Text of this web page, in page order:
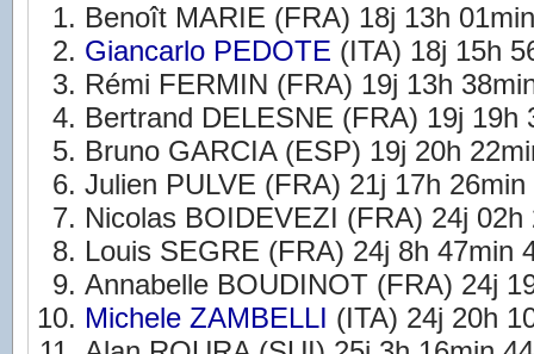
Benoît MARIE (FRA) 18j 13h
Giancarlo PEDOTE (ITA) 18j 15h
Rémi FERMIN (FRA) 19j 13h
Bertrand DELESNE (FRA) 19j 19h
Bruno GARCIA (ESP) 19j 20h
Julien PULVE (FRA) 21j 17h 26min
Nicolas BOIDEVEZI (FRA) 24j 02h
Louis SEGRE (FRA) 24j 8h 47min
Annabelle BOUDINOT (FRA) 24j
Michele ZAMBELLI (ITA) 24j 20h